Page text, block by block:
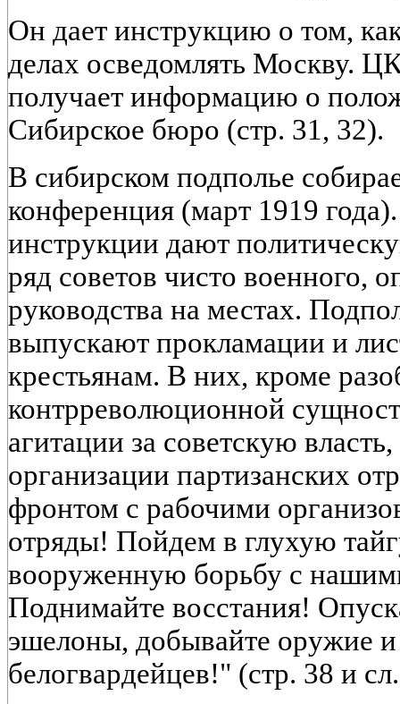
Он дает инструкцию о том,
делах осведомлять Москву.
получает информацию о
Сибирское бюро (стр. 31, 32).
В сибирском подполье
конференция (март 1919
инструкции дают
ряд советов чисто военного,
руководства на местах.
выпускают прокламации и
крестьянам. В них, кроме
контрреволюционной
агитации за советскую
организации партизанских
фронтом с рабочими
отряды! Пойдем в глухую
вооруженную борьбу с
Поднимайте восстания!
эшелоны, добывайте оружие
белогвардейцев!" (стр. 38 и